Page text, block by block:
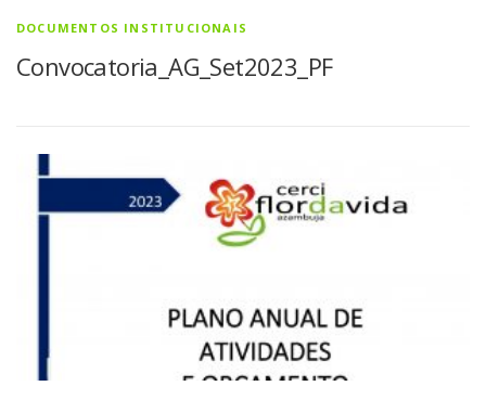
DOCUMENTOS INSTITUCIONAIS
Convocatoria_AG_Set2023_PF